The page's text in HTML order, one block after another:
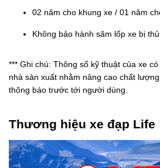
02 năm cho khung xe / 01 năm
Không bảo hành săm lốp xe bị
*** Ghi chú: Thông số kỹ thuật của xe
nhà sản xuất nhằm nâng cao chất
thông báo trước tới người dùng.
Thương hiệu xe đạp Life